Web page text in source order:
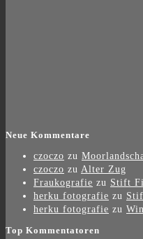
Neue Kommentare
czoczo zu
czoczo zu Alter Zug
Fraukografie zu Stift
herku fotografie zu
herku fotografie zu
Top Kommentatoren